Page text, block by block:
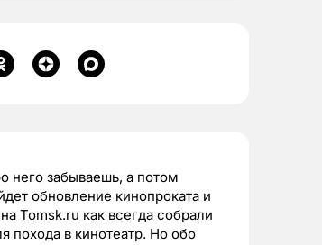
него забываешь, а потом
обновление кинопроката и
Tomsk.ru как всегда собрали
похода в кинотеатр. Но обо